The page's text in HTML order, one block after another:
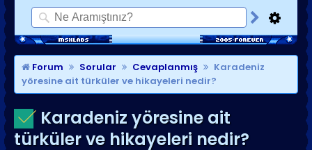
GÜNLÜKLER
SON MESAJLAR
KISAYOLLAR
Forum Sorular Cevaplanmış
Karadeniz
yöresine ait türküler ve hikayeleri nedir?
Karadeniz yöresine ait
türküler ve hikayeleri nedir?